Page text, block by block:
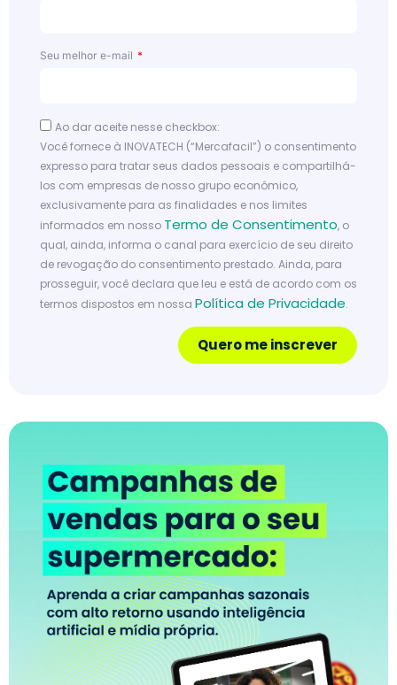
Seu melhor e-mail
Ao dar aceite nesse checkbox:
Você fornece à INOVATECH (“Mercafacil”) o consentimento
expresso para tratar seus dados pessoais e compartilhá-
los com empresas de nosso grupo econômico,
exclusivamente para as finalidades e nos limites
informados em nosso Termo de Consentimento, o
qual, ainda, informa o canal para exercício de seu direito
de revogação do consentimento prestado. Ainda, para
prosseguir, você declara que leu e está de acordo com os
termos dispostos em nossa Política de Privacidade.
Quero me inscrever